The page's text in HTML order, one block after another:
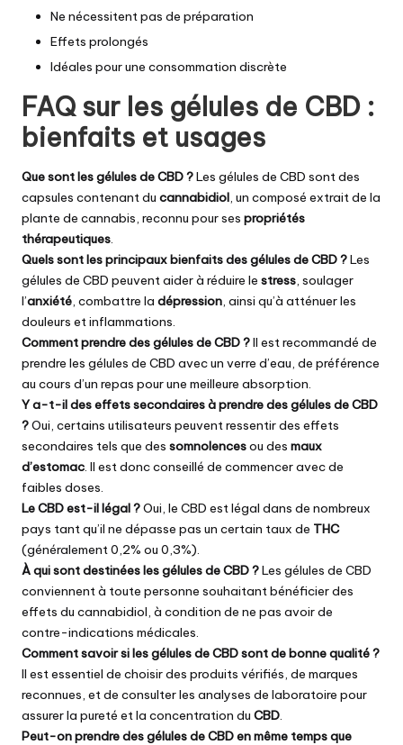
Ne nécessitent pas de préparation
Effets prolongés
Idéales pour une consommation discrète
FAQ sur les gélules de CBD :
bienfaits et usages
Que sont les gélules de CBD ?Les gélules de CBD sont des
capsules contenant du cannabidiol, un composé extrait de la
plante de cannabis, reconnu pour ses propriétés
thérapeutiques.
Quels sont les principaux bienfaits des gélules de CBD ?Les
gélules de CBD peuvent aider à réduire le stress, soulager
l’anxiété, combattre la dépression, ainsi qu’à atténuer les
douleurs et inflammations.
Comment prendre des gélules de CBD ?Il est recommandé de
prendre les gélules de CBD avec un verre d’eau, de préférence
au cours d’un repas pour une meilleure absorption.
Y a-t-il des effets secondaires à prendre des gélules de CBD
?Oui, certains utilisateurs peuvent ressentir des effets
secondaires tels que des somnolencesou des maux
d’estomac. Il est donc conseillé de commencer avec de
faibles doses.
Le CBD est-il légal ?Oui, le CBD est légal dans de nombreux
pays tant qu’il ne dépasse pas un certain taux de THC
(généralement 0,2% ou 0,3%).
À qui sont destinées les gélules de CBD ?Les gélules de CBD
conviennent à toute personne souhaitant bénéficier des
effets du cannabidiol, à condition de ne pas avoir de
contre-indications médicales.
Comment savoir si les gélules de CBD sont de bonne qualité ?
Il est essentiel de choisir des produits vérifiés, de marques
reconnues, et de consulter les analyses de laboratoire pour
assurer la pureté et la concentration du CBD.
Peut-on prendre des gélules de CBD en même temps que